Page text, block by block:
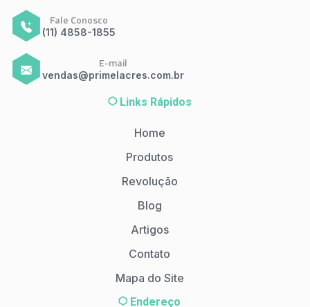
Fale Conosco
(11) 4858-1855
E-mail
vendas@primelacres.com.br
Links Rápidos
Home
Produtos
Revolução
Blog
Artigos
Contato
Mapa do Site
Endereço